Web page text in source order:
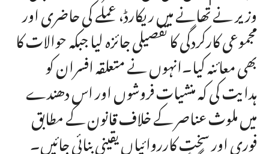
وزیر نے تھانے میں ریکارڈ، عملے کی حاضری اور
مجموعی کارکردگی کا تفصیلی جائزہ لیا جبکہ حوالات کا
بھی معائنہ کیا۔انہوں نے متعلقہ افسران کو
ہدایت کی کہ منشیات فروشوں اور اس دھندے
میں ملوث عناصر کے خلاف قانون کے مطابق
فوری اور سخت کارروائیاں یقینی بنائی جائیں۔